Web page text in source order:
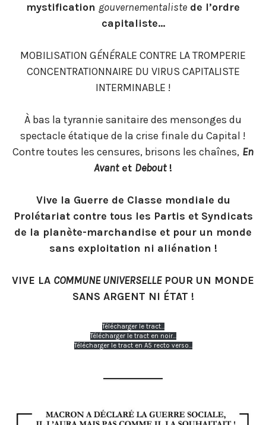
mystification gouvernementaliste de l’ordre
capitaliste…
MOBILISATION GÉNÉRALE CONTRE LA TROMPERIE
CONCENTRATIONNAIRE DU VIRUS CAPITALISTE
INTERMINABLE !
À bas la tyrannie sanitaire des mensonges du
spectacle étatique de la crise finale du Capital !
Contre toutes les censures, brisons les chaînes, En
Avantet Debout!
Vive la Guerre de Classe mondiale du
Prolétariat contre tous les Partis et Syndicats
de la planète-marchandise et pour un monde
sans exploitation ni aliénation !
VIVE LA COMMUNE UNIVERSELLEPOUR UN MONDE
SANS ARGENT NI ÉTAT !
Télécharger le tract…
Télécharger le tract en noir…
Télécharger le tract en A5 recto verso…